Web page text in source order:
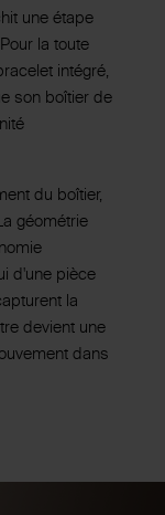
une étape
la toute
intégré,
son boîtier de
du boîtier,
géométrie
d'une pièce
la
devient une
dans